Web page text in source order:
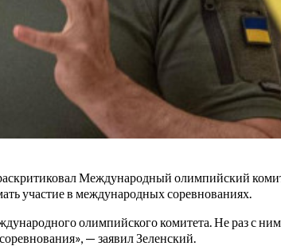
Международный олимпийский
участие в международных соревнованиях.
олимпийского комитета. Не раз с
— заявил Зеленский.